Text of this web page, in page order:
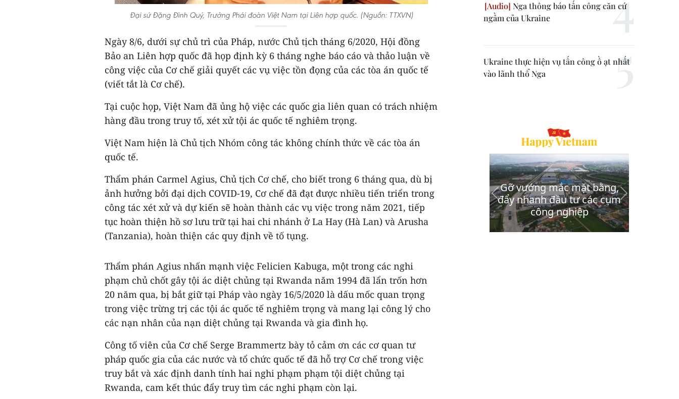
Đại sứ Đặng Đình Quý, Trưởng Phái đoàn Việt Nam tại Liên hợp quốc. (Nguồn: TTXVN)
Ngày 8/6, dưới sự chủ trì của Pháp, nước Chủ tịch tháng 6/2020, Hội đồng
Bảo an Liên hợp quốc đã họp định kỳ 6 tháng nghe báo cáo và thảo luận về
công việc của Cơ chế giải quyết các vụ việc tồn đọng của các tòa án quốc tế
(viết tắt là Cơ chế).
Tại cuộc họp, Việt Nam đã ủng hộ việc các quốc gia liên quan có trách nhiệm
hàng đầu trong truy tố, xét xử tội ác quốc tế nghiêm trọng.
Việt Nam hiện là Chủ tịch Nhóm công tác không chính thức về các tòa án
quốc tế.
Thẩm phán Carmel Agius, Chủ tịch Cơ chế, cho biết trong 6 tháng qua, dù bị
ảnh hưởng bởi đại dịch COVID-19, Cơ chế đã đạt được nhiều tiến triển trong
công tác xét xử và dự kiến sẽ hoàn thành các vụ việc trong năm 2021, tiếp
tục hoàn thiện hồ sơ lưu trữ tại hai chi nhánh ở La Hay (Hà Lan) và Arusha
(Tanzania), hoàn thiện các quy định về tố tụng.
Thẩm phán Agius nhấn mạnh việc Felicien Kabuga, một trong các nghi
phạm chủ chốt gây tội ác diệt chủng tại Rwanda năm 1994 đã lẩn trốn hơn
20 năm qua, bị bắt giữ tại Pháp vào ngày 16/5/2020 là dấu mốc quan trọng
trong việc trừng trị các tội ác quốc tế nghiêm trọng và mang lại công lý cho
các nạn nhân của nạn diệt chủng tại Rwanda và gia đình họ.
Công tố viên của Cơ chế Serge Brammertz bày tỏ cảm ơn các cơ quan tư
pháp quốc gia của các nước và tổ chức quốc tế đã hỗ trợ Cơ chế trong việc
truy bắt và xác định danh tính hai nghi phạm phạm tội diệt chủng tại
Rwanda, cam kết thúc đẩy truy tìm các nghi phạm còn lại.
Nga thông báo tấn công căn cứ
ngầm của Ukraine
Ukraine thực hiện vụ tấn công ồ ạt nhất
vào lãnh thổ Nga